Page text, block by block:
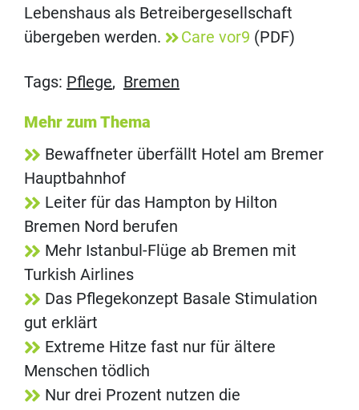
Lebenshaus als Betreibergesellschaft
übergeben werden.
Care vor9 (PDF)
Tags: Pflege, Bremen
Mehr zum Thema
Bewaffneter überfällt Hotel am Bremer
Hauptbahnhof
Leiter für das Hampton by Hilton
Bremen Nord berufen
Mehr Istanbul-Flüge ab Bremen mit
Turkish Airlines
Das Pflegekonzept Basale Stimulation
gut erklärt
Extreme Hitze fast nur für ältere
Menschen tödlich
Nur drei Prozent nutzen die